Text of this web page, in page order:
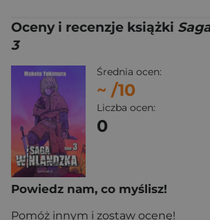
Oceny i recenzje książki
3
Średnia ocen:
~ /10
Liczba ocen:
0
Powiedz nam, co myślisz!
Pomóż innym i zostaw ocenę!